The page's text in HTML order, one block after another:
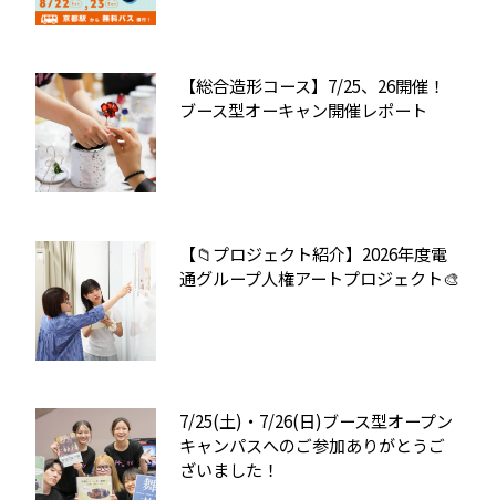
【総合造形コース】7/25、26開催！
ブース型オーキャン開催レポート
【📁プロジェクト紹介】2026年度電
通グループ人権アートプロジェクト🎨
7/25(土)・7/26(日)ブース型オープン
キャンパスへのご参加ありがとうご
ざいました！